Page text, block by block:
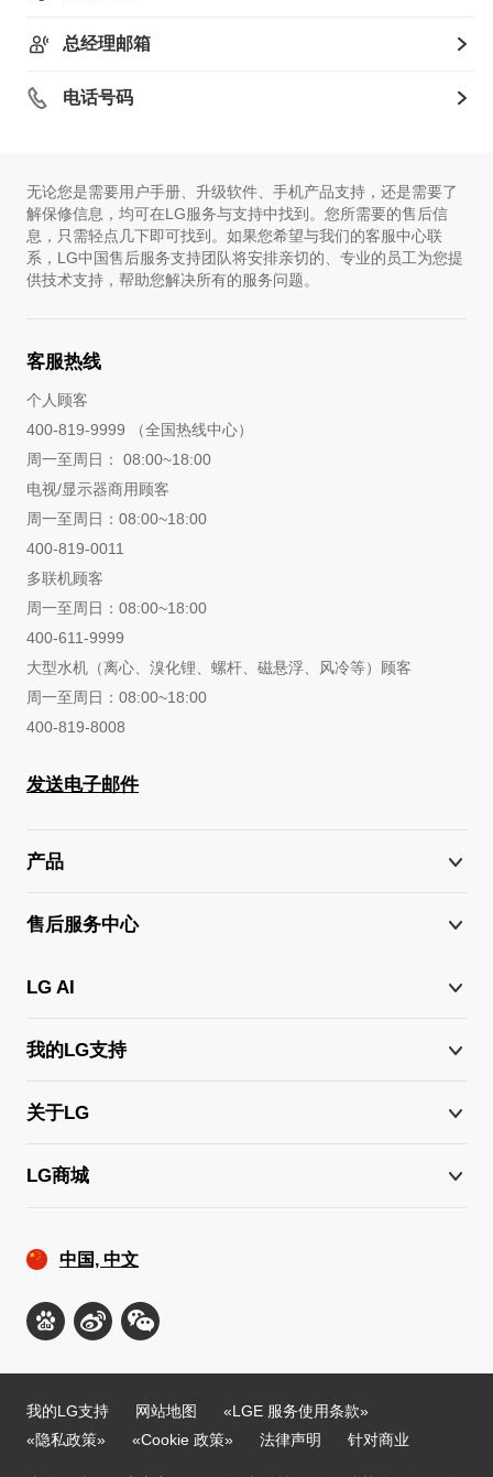
总经理邮箱
电话号码
无论您是需要用户手册、升级软件、手机产品支持，还是需要了
解保修信息，均可在LG服务与支持中找到。您所需要的售后信
息，只需轻点几下即可找到。如果您希望与我们的客服中心联
系，LG中国售后服务支持团队将安排亲切的、专业的员工为您提
供技术支持，帮助您解决所有的服务问题。
客服热线
个人顾客
400-819-9999 （全国热线中心）
周一至周日： 08:00~18:00
电视/显示器商用顾客
周一至周日：08:00~18:00
400-819-0011
多联机顾客
周一至周日：08:00~18:00
400-611-9999
大型水机（离心、溴化锂、螺杆、磁悬浮、风冷等）顾客
周一至周日：08:00~18:00
400-819-8008
发送电子邮件
产品
售后服务中心
LG AI
我的LG支持
关于LG
LG商城
中国, 中文
我的LG支持 网站地图
«LGE 服务使用条款»
«隐私政策»
«Cookie 政策» 法律声明 针对商业